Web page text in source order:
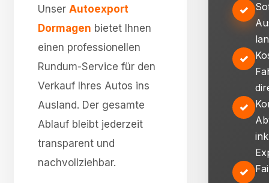
Unser Autoexport
Dormagen bietet Ihnen
einen professionellen
Rundum-Service für den
Verkauf Ihres Autos ins
Ausland. Der gesamte
Ablauf bleibt jederzeit
transparent und
nachvollziehbar.
✓
✓
✓
✓